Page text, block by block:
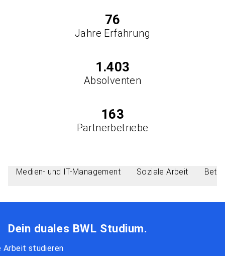
76
Jahre Erfahrung
1.403
Absolventen
163
Partnerbetriebe
Medien- und IT-Management Soziale Arbeit
Dein duales M-IT Studium.
Dein duales Soziale Arbeit Studium.
Dein duales BWL Studium.